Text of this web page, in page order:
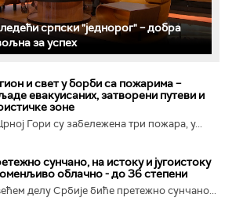
српски "једнорог" – добра
за успех
и свет у борби са пожарима –
евакуисаних, затворени путеви и
зоне
Гори су забележена три пожара, у...
сунчано, на истоку и југоистоку
облачно - до 36 степени
делу Србије биће претежно сунчано...